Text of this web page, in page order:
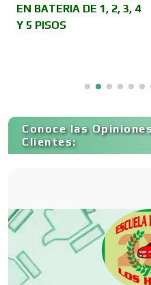
Cremerías y
Cromadoras
EN BATERIA DE 1, 2, 3, 4
Y 5 PISOS
Conoce las
Clientes: